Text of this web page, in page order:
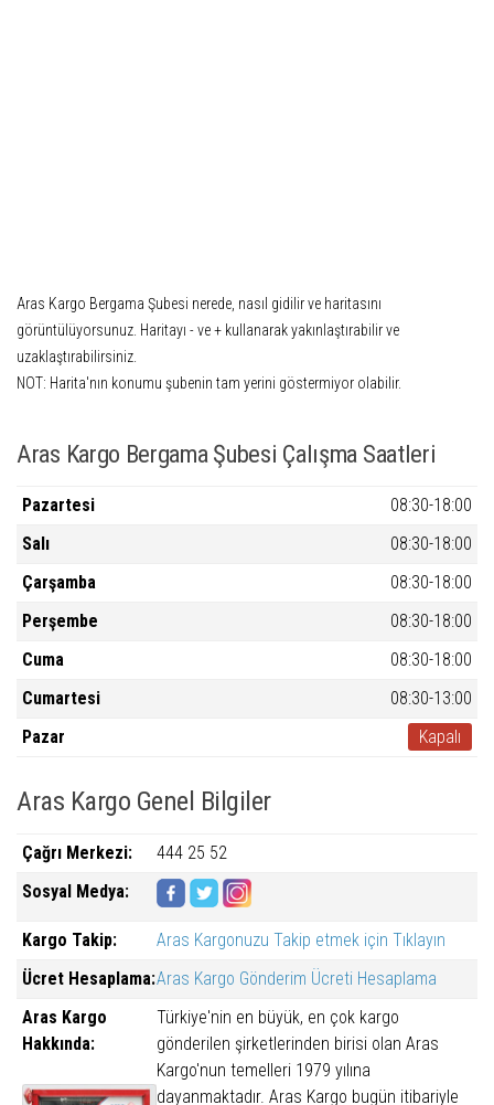
Aras Kargo Bergama Şubesi nerede, nasıl gidilir ve haritasını
görüntülüyorsunuz. Haritayı - ve + kullanarak yakınlaştırabilir ve
uzaklaştırabilirsiniz.
NOT: Harita'nın konumu şubenin tam yerini göstermiyor olabilir.
Aras Kargo Bergama Şubesi Çalışma Saatleri
Pazartesi
08:30-18:00
Salı
08:30-18:00
Çarşamba
08:30-18:00
Perşembe
08:30-18:00
Cuma
08:30-18:00
Cumartesi
08:30-13:00
Pazar
Kapalı
Aras Kargo Genel Bilgiler
Çağrı Merkezi:
444 25 52
Sosyal Medya:
Kargo Takip:
Aras Kargonuzu Takip etmek için Tıklayın
Ücret Hesaplama:Aras Kargo Gönderim Ücreti Hesaplama
Aras Kargo
Hakkında:
Türkiye'nin en büyük, en çok kargo
gönderilen şirketlerinden birisi olan Aras
Kargo'nun temelleri 1979 yılına
dayanmaktadır. Aras Kargo bugün itibariyle